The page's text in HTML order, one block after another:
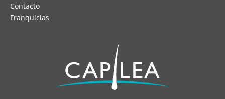
Contacto
Franquicias